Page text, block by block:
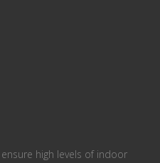
high levels of indoor